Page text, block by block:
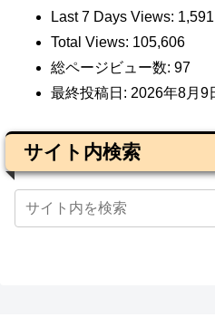
Last 7 Days Views: 1,591
Total Views: 105,606
総ページビュー数: 97
最終投稿日: 2026年8月9
サイト内検索